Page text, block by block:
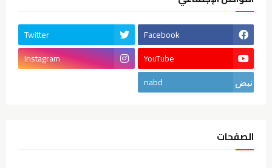
Facebook
Twitter
YouTube
Instagram
nabd
الصفحات